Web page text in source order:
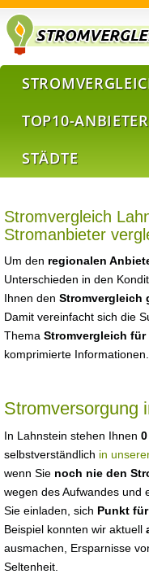
TOP10-ANBIETER
STÄDTE
Stromvergleich
Stromanbieter
Um den regionalen
Unterschieden in den
Ihnen den Stromvergleich
Damit vereinfacht sich die
Thema Stromvergleich
komprimierte Informationen.
Stromversorgung
In Lahnstein stehen Ihnen
selbstverständlich in
wenn Sie noch nie den
wegen des Aufwandes und
Sie einladen, sich Punkt
Beispiel konnten wir aktuell
ausmachen, Ersparnisse
Seltenheit.